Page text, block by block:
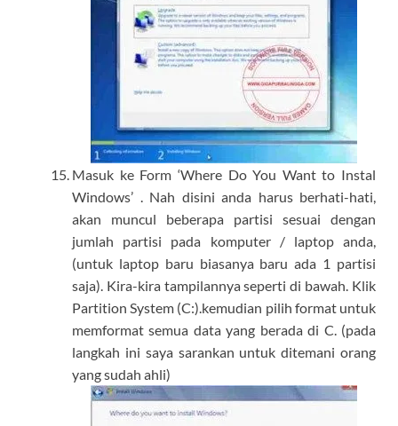
Masuk ke Form ‘Where Do You Want to Instal
Windows’ . Nah disini anda harus berhati-hati,
akan muncul beberapa partisi sesuai dengan
jumlah partisi pada komputer / laptop anda,
(untuk laptop baru biasanya baru ada 1 partisi
saja). Kira-kira tampilannya seperti di bawah. Klik
Partition System (C:).kemudian pilih format untuk
memformat semua data yang berada di C. (pada
langkah ini saya sarankan untuk ditemani orang
yang sudah ahli)